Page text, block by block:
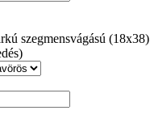
szegmensvágású